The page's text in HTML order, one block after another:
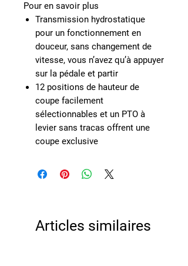
Pour en savoir plus
Transmission hydrostatique
pour un fonctionnement en
douceur, sans changement de
vitesse, vous n’avez qu’à appuyer
sur la pédale et partir
12 positions de hauteur de
coupe facilement
sélectionnables et un PTO à
levier sans tracas offrent une
coupe exclusive
Articles similaires